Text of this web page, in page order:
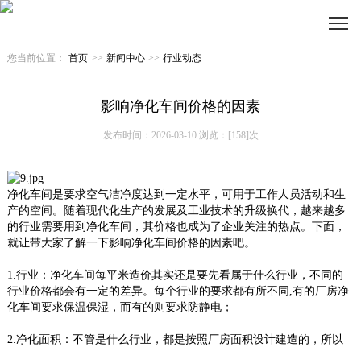
您当前位置： 首页 >> 新闻中心 >> 行业动态
影响净化车间价格的因素
发布时间：2026-03-10 浏览：[158]次
净化车间是要求空气洁净度达到一定水平，可用于工作人员活动和生
产的空间。随着现代化生产的发展及工业技术的升级换代，越来越多
的行业需要用到净化车间，其价格也成为了企业关注的热点。下面，
就让带大家了解一下影响净化车间价格的因素吧。
1.行业：净化车间每平米造价其实还是要先看属于什么行业，不同的
行业价格都会有一定的差异。每个行业的要求都有所不同,有的厂房净
化车间要求保温保湿，而有的则要求防静电；
2.净化面积：不管是什么行业，都是按照厂房面积设计建造的，所以